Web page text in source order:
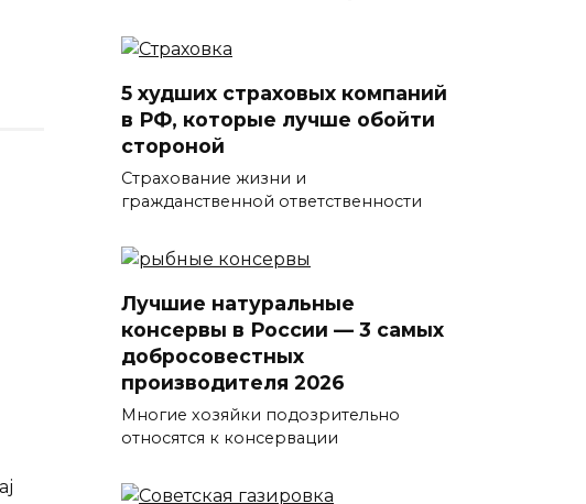
5 худших страховых компаний
в РФ, которые лучше обойти
стороной
Страхование жизни и
гражданственной ответственности
Лучшие натуральные
консервы в России — 3 самых
добросовестных
производителя 2026
Многие хозяйки подозрительно
относятся к консервации